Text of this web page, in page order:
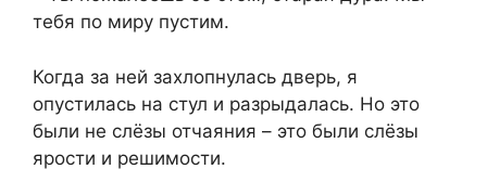
тебя по миру пустим.
Когда за ней захлопнулась дверь, я
опустилась на стул и разрыдалась. Но это
были не слёзы отчаяния – это были слёзы
ярости и решимости.